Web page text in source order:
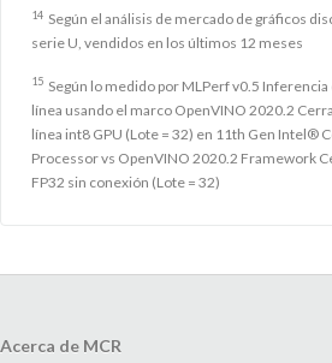
14 Según el análisis de mercado de gráficos
serie U, vendidos en los últimos 12 meses
15 Según lo medido por MLPerf v0.5
línea usando el marco OpenVINO 2020.2
línea int8 GPU (Lote = 32) en 11th Gen Intel®
Processor vs OpenVINO 2020.2 Framework
FP32 sin conexión (Lote = 32)
Acerca de MCR